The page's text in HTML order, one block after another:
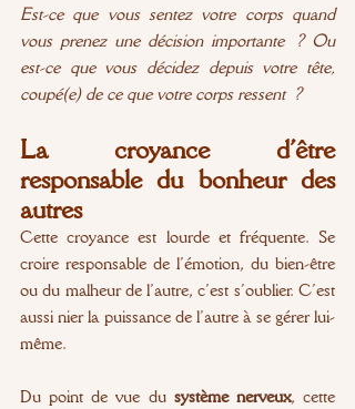
Est-ce que vous sentez votre corps quand
vous prenez une décision importante ? Ou
est-ce que vous décidez depuis votre tête,
coupé(e) de ce que votre corps ressent ?
La croyance d’être
responsable du bonheur des
autres
Cette croyance est lourde et fréquente. Se
croire responsable de l’émotion, du bien-être
ou du malheur de l’autre, c’est s’oublier. C’est
aussi nier la puissance de l’autre à se gérer lui-
même.
Du point de vue du système nerveux, cette